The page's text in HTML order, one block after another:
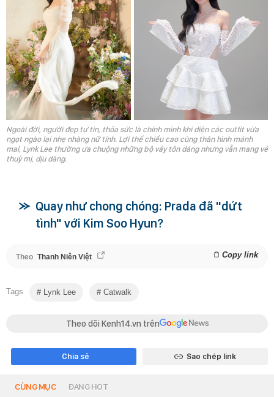
Ngoài đời, người đẹp tự tin, thỏa sức là chính mình khi diện các outfit vừa
ngọt ngào lại nhẹ nhàng nữ tính. Lợi thế chiều cao cùng thân hình mảnh
mai, Lynk Lee thường ưa chuộng những bộ váy tôn dáng nhưng vẫn mang vẻ
thuỳ mị, dịu dàng.
Quay như chong chóng: Prada đã "dứt
tình" với Kim Soo Hyun?
Theo Thanh Niên Việt Copy link
Tags Lynk Lee Catwalk
Theo dõi Kenh14.vn trên
Chia sẻ Sao chép link
CÙNG MỤC ĐANG HOT